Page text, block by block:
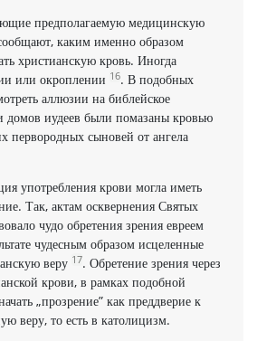
предполагаемую медицинскую
каким именно образом
христианскую кровь. Иногда
или окроплении 16. В подобных
аллюзии на библейское
домов иудеев были помазаны кровью
первородных сыновей от ангела
употребления крови могла иметь
Так, актам осквернения Святых
чудо обретения зрения евреем
чудесным образом исцеленные
веру 17. Обретение зрения через
крови, в рамках подобной
„прозрение” как преддверие к
веру, то есть в католицизм.